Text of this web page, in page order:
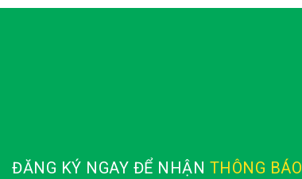
ĐĂNG KÝ NGAY ĐỂ NHẬN THÔNG BÁO